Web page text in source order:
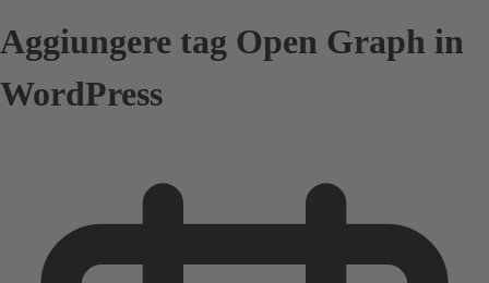
Aggiungere tag Open Graph in
WordPress